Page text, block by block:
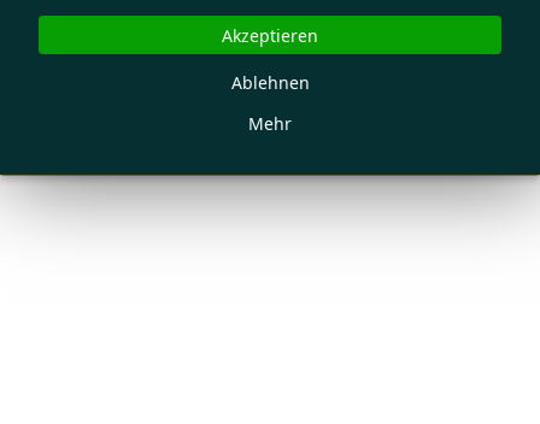
Mehr
Ablehnen
Akzeptieren